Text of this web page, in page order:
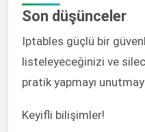
Son düşünceler
Iptables güçlü bir
listeleyeceğinizi ve
pratik yapmayı
Keyifli bilişimler!